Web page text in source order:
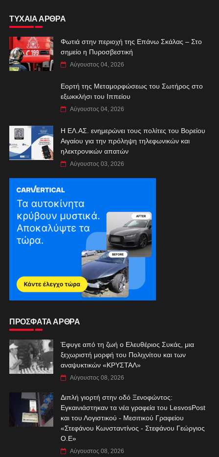
ΤΥΧΑΙΑ ΑΡΘΡΑ
Φωτιά στην περιοχή της Επάνω Σκάλας – Στο
σημείο η Πυροσβεστική
Αύγουστος 04, 2026
Εορτή της Μεταμορφώσεως του Σωτήρος στο
εξωκκλήσι του Ιππείου
Αύγουστος 04, 2026
Η ΕΛ.ΑΣ. ενημερώνει τους πολίτες του Βορείου
Αιγαίου για την πρόληψη τηλεφωνικών και
ηλεκτρονικών απατών
Αύγουστος 03, 2026
ΠΡΟΣΦΑΤΑ ΑΡΘΡΑ
Έφυγε από τη ζωή ο Ελευθέριος Συκάς, μια
ξεχωριστή μορφή του Πολιχνίτου και των
αναψυκτικών «ΚΡΥΣΤΑΛ»
Αύγουστος 08, 2026
Διπλή γιορτή στην οδό Ξενοφώντος:
Εγκαινιάστηκαν τα νέα γραφεία του LesvosPost
και του Λογιστικού - Μεσιτικού Γραφείου
«Στεφάνου Κωνσταντίνος - Στεφάνου Γεώργιος
Ο.Ε»
Αύγουστος 08, 2026